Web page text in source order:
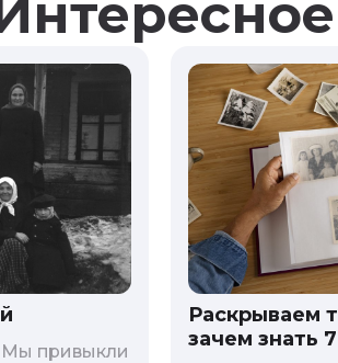
Мы привыкли
Раскрываем
зачем знать